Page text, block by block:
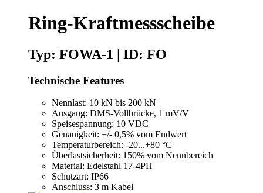
Ring-Kraftmessscheibe
Typ: FOWA-1 | ID: FO
Technische Features
Nennlast: 10 kN bis 200 kN
Ausgang: DMS-Vollbrücke, 1 mV/V
Speisespannung: 10 VDC
Genauigkeit: +/- 0,5% vom Endwert
Temperaturbereich: -20...+80 °C
Überlastsicherheit: 150% vom Nennbereich
Material: Edelstahl 17-4PH
Schutzart: IP66
Anschluss: 3 m Kabel